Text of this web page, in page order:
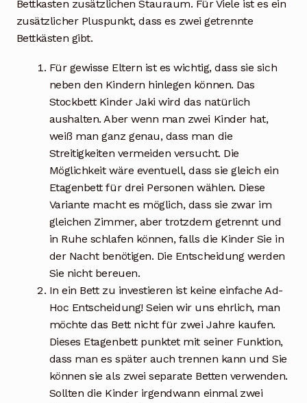
Bettkasten zusätzlichen Stauraum. Für Viele ist es ein
zusätzlicher Pluspunkt, dass es zwei getrennte
Bettkästen gibt.
Für gewisse Eltern ist es wichtig, dass sie sich
neben den Kindern hinlegen können. Das
Stockbett Kinder Jaki wird das natürlich
aushalten. Aber wenn man zwei Kinder hat,
weiß man ganz genau, dass man die
Streitigkeiten vermeiden versucht. Die
Möglichkeit wäre eventuell, dass sie gleich ein
Etagenbett für drei Personen wählen. Diese
Variante macht es möglich, dass sie zwar im
gleichen Zimmer, aber trotzdem getrennt und
in Ruhe schlafen können, falls die Kinder Sie in
der Nacht benötigen. Die Entscheidung werden
Sie nicht bereuen.
In ein Bett zu investieren ist keine einfache Ad-
Hoc Entscheidung! Seien wir uns ehrlich, man
möchte das Bett nicht für zwei Jahre kaufen.
Dieses Etagenbett punktet mit seiner Funktion,
dass man es später auch trennen kann und Sie
können sie als zwei separate Betten verwenden.
Sollten die Kinder irgendwann einmal zwei